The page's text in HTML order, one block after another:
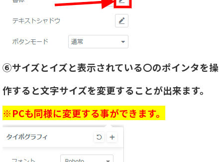
⑥サイズとイズと表示されている〇のポインタを操
作すると文字サイズを変更することが出来ます。
※PCも同様に変更する事ができます。